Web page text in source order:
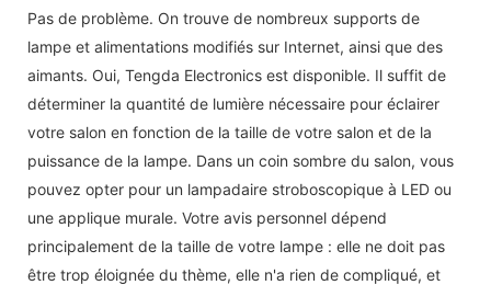
Pas de problème. On trouve de nombreux supports de
lampe et alimentations modifiés sur Internet, ainsi que des
aimants. Oui, Tengda Electronics est disponible. Il suffit de
déterminer la quantité de lumière nécessaire pour éclairer
votre salon en fonction de la taille de votre salon et de la
puissance de la lampe. Dans un coin sombre du salon, vous
pouvez opter pour un lampadaire stroboscopique à LED ou
une applique murale. Votre avis personnel dépend
principalement de la taille de votre lampe : elle ne doit pas
être trop éloignée du thème, elle n'a rien de compliqué, et